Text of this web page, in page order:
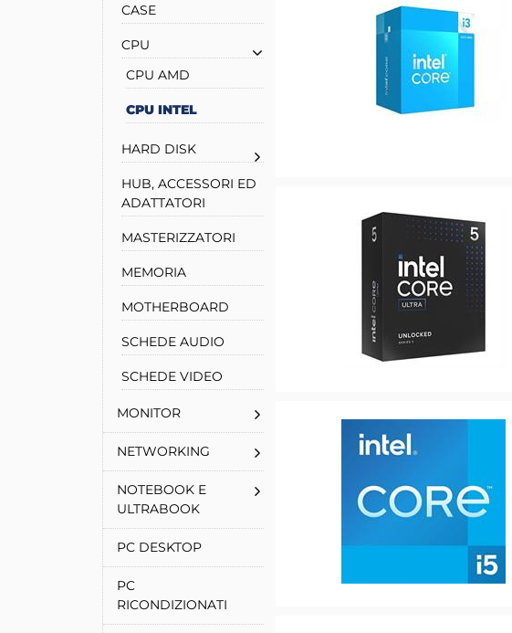
CASE
CPU
CPU AMD
CPU INTEL
HARD DISK
HUB, ACCESSORI ED
ADATTATORI
MASTERIZZATORI
MEMORIA
MOTHERBOARD
SCHEDE AUDIO
SCHEDE VIDEO
MONITOR
NETWORKING
NOTEBOOK E
ULTRABOOK
PC DESKTOP
PC
RICONDIZIONATI